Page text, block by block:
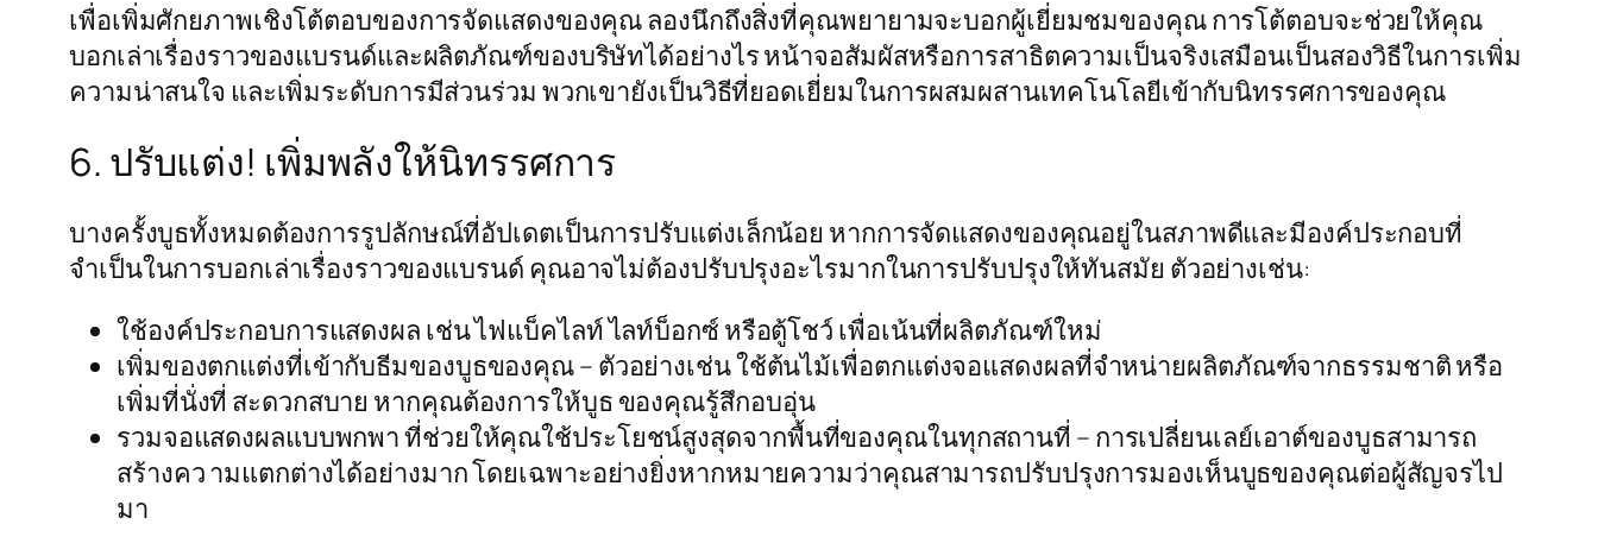
เพื่อเพิ่มศักยภาพเชิงโต้ตอบของการจัดแสดงของคุณ ลองนึกถึงสิ่งที่คุณพยายามจะบอกผู้เยี่ยมชมของคุณ การโต้ตอบจะช่วยให้คุณ
บอกเล่าเรื่องราวของแบรนด์และผลิตภัณฑ์ของบริษัทได้อย่างไร หน้าจอสัมผัสหรือการสาธิตความเป็นจริงเสมือนเป็นสองวิธีในการเพิ่ม
ความน่าสนใจ และเพิ่มระดับการมีส่วนร่วม พวกเขายังเป็นวิธีที่ยอดเยี่ยมในการผสมผสานเทคโนโลยีเข้ากับนิทรรศการของคุณ
6. ปรับแต่ง! เพิ่มพลังให้นิทรรศการ
บางครั้งบูธทั้งหมดต้องการรูปลักษณ์ที่อัปเดตเป็นการปรับแต่งเล็กน้อย หากการจัดแสดงของคุณอยู่ในสภาพดีและมีองค์ประกอบที่
จำเป็นในการบอกเล่าเรื่องราวของแบรนด์ คุณอาจไม่ต้องปรับปรุงอะไรมากในการปรับปรุงให้ทันสมัย ตัวอย่างเช่น:
ใช้องค์ประกอบการแสดงผล เช่น ไฟแบ็คไลท์ ไลท์บ็อกซ์ หรือตู้โชว์ เพื่อเน้นที่ผลิตภัณฑ์ใหม่
เพิ่มของตกแต่งที่เข้ากับธีมของบูธของคุณ – ตัวอย่างเช่น ใช้ต้นไม้เพื่อตกแต่งจอแสดงผลที่จำหน่ายผลิตภัณฑ์จากธรรมชาติ หรือ
เพิ่มที่นั่งที่ สะดวกสบาย หากคุณต้องการให้บูธ ของคุณรู้สึกอบอุ่น
รวมจอแสดงผลแบบพกพา ที่ช่วยให้คุณใช้ประโยชน์สูงสุดจากพื้นที่ของคุณในทุกสถานที่ – การเปลี่ยนเลย์เอาต์ของบูธสามารถ
สร้างคว ามแตกต่างได้อย่างมาก โดยเฉพาะอย่างยิ่งหากหมายความว่าคุณสามารถปรับปรุงการมองเห็นบูธของคุณต่อผู้สัญจรไป
มา